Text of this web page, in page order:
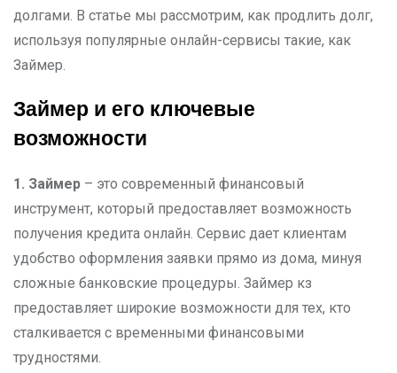
долгами. В статье мы рассмотрим, как продлить долг,
используя популярные онлайн-сервисы такие, как
Займер.
Займер и его ключевые
возможности
1. Займер – это современный финансовый
инструмент, который предоставляет возможность
получения кредита онлайн. Сервис дает клиентам
удобство оформления заявки прямо из дома, минуя
сложные банковские процедуры. Займер кз
предоставляет широкие возможности для тех, кто
сталкивается с временными финансовыми
трудностями.